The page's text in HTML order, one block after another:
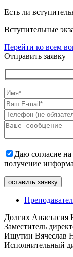
Есть ли
Вступительные
Перейти ко всем
Отправить заявку
Даю согласие
получение
Долгих Анастасия
Заместитель
Ишутин Вячеслав
Исполнительный